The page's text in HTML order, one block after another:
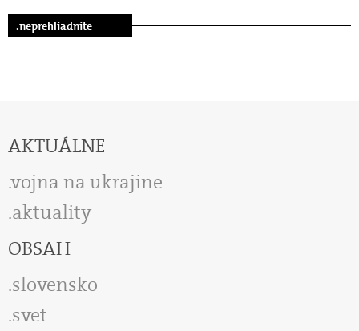
.neprehliadnite
AKTUÁLNE
vojna na ukrajine
aktuality
OBSAH
slovensko
svet